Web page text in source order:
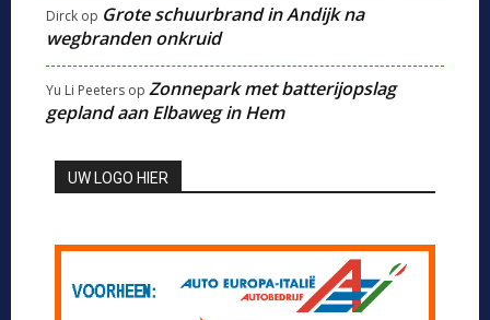
Dirck op Grote schuurbrand in Andijk na
wegbranden onkruid
Yu Li Peeters op Zonnepark met batterijopslag
gepland aan Elbaweg in Hem
UW LOGO HIER